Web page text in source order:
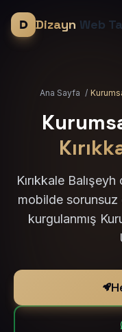
Dizayn Web
Ana Sayfa /
Kırıkkale
mobilde sorunsuz
kurgulanmış